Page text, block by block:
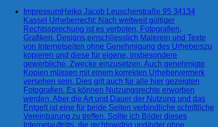
ImpressumHeiko Jacob Leuscherstraße 95 34134
Kassel Urheberrecht: Nach weltweit gültiger
Rechtssprechung ist es verboten, Fotografien,
Grafiken, Designs,einschliesslich Malerein und Texte
von Internetseiten ohne Genehmigung des Urheberszu
kopieren und diese für eigene, insbesondere
gewerbliche, Zwecke einzusetzen. Auch genehmigte
Kopien müssen mit einem korrekten Urhebervermerk
versehen sein. Dies gilt auch für alle hier gezeigten
Fotografien. Es können Nutzungsrechte erworben
werden. Aber die Art und Dauer der Nutzung und das
Entgelt ist eine für beide Seiten verbindliche schriftliche
Vereinbarung zu treffen. Sollte ich Bilder dieses
Internetauftritts, die rechtswidrig und/oder ohne